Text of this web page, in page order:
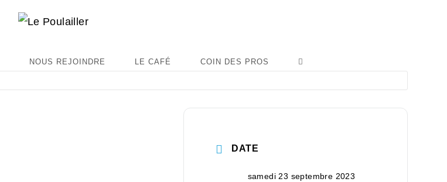
NOUS REJOINDRE LE CAFÉ COIN DES PROS
DATE
samedi 23 septembre 2023